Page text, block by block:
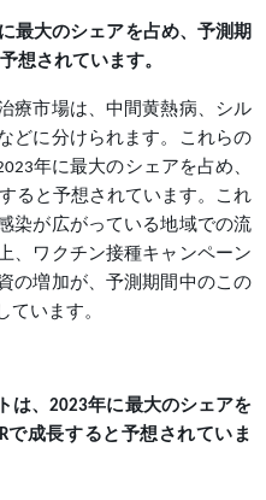
最大のシェアを占め、予測期
想されています。
療市場は、中間黄熱病、シル
どに分けられます。これらの
年に最大のシェアを占め、
ると予想されています。これ
染が広がっている地域での流
、ワクチン接種キャンペーン
の増加が、予測期間中のこの
ています。
は、2023年に最大のシェアを
で成長すると予想されていま